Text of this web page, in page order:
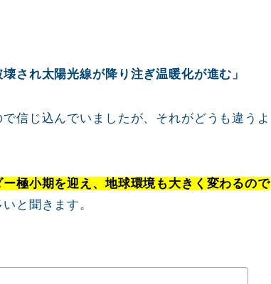
され太陽光線が降り注ぎ温暖化が進む」
信じ込んでいましたが、それがどうも違うよ
極小期を迎え、地球環境も大きく変わるので
と聞きます。